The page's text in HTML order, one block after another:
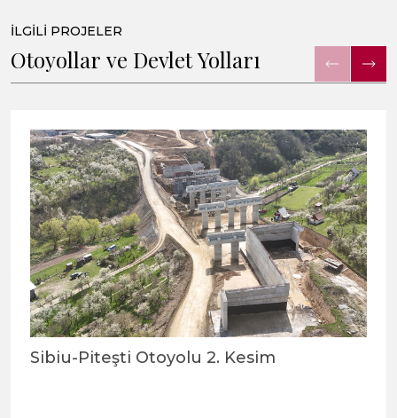
İLGİLİ PROJELER
Otoyollar ve Devlet Yolları
Sibiu-Piteşti Otoyolu 2. Kesim